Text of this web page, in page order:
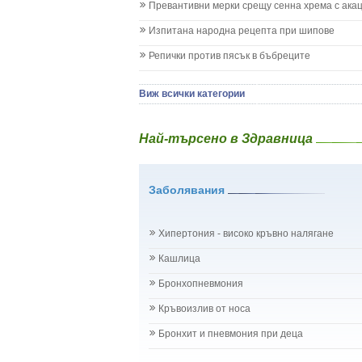
Колики
Менингит
Млечница
Нощно напикаване - енуреза
Плач
Проблеми с очите на бебето и детето
Рубеола
Температура - висока
Хрема при бебето и детето
Бъбреци
Бъбречна поликистоза
Превантивни мерки срещу сенна хрема с
Изпитана народна рецепта при шипове
Репички против пясък в бъбреците
Виж всички категории
Най-търсено в Здравница
Заболявания
Хипертония - високо кръвно налягане
Кашлица
Бронхопневмония
Кръвоизлив от носа
Бронхит и пневмония при деца